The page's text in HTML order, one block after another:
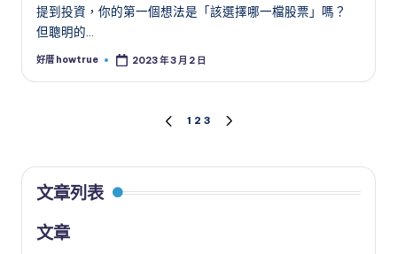
提到投資，你的第一個想法是「該選擇哪一檔股票」嗎？
但聰明的…
Posted
好厝 howtrue 2023 年 3 月 2 日
章
導
覽
PREVIOUS
1 2 3
文章列表
文章